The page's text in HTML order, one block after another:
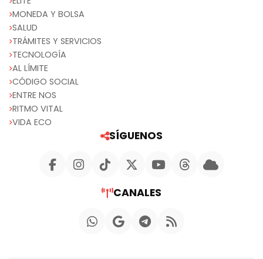
MONEDA Y BOLSA
SALUD
TRÁMITES Y SERVICIOS
TECNOLOGÍA
AL LÍMITE
CÓDIGO SOCIAL
ENTRE NOS
RITMO VITAL
VIDA ECO
SÍGUENOS
CANALES